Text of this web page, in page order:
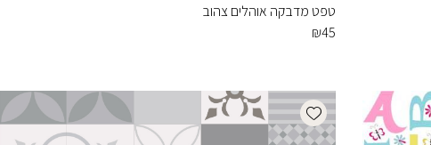
טפט מדבקה אוהלים צהוב
₪45
Add wishlist